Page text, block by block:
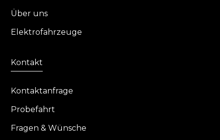
Über uns
Elektrofahrzeuge
Kontakt
Kontaktanfrage
Probefahrt
Fragen & Wünsche